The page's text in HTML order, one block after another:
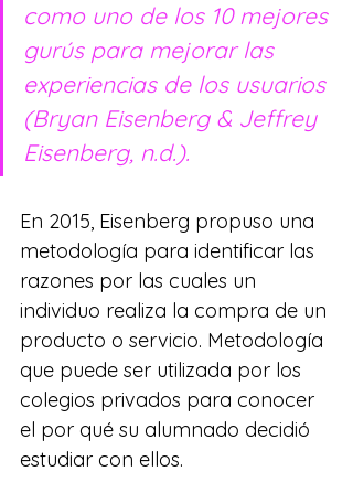
como uno de los 10 mejores
gurús para mejorar las
experiencias de los usuarios
(Bryan Eisenberg & Jeffrey
Eisenberg, n.d.).
En 2015, Eisenberg propuso una
metodología para identificar las
razones por las cuales un
individuo realiza la compra de un
producto o servicio. Metodología
que puede ser utilizada por los
colegios privados para conocer
el por qué su alumnado decidió
estudiar con ellos.